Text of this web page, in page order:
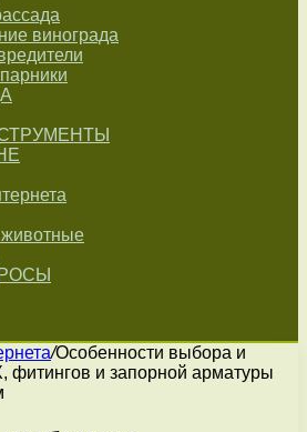
винограда
/Особенности выбора и
фитингов и запорной арматуры